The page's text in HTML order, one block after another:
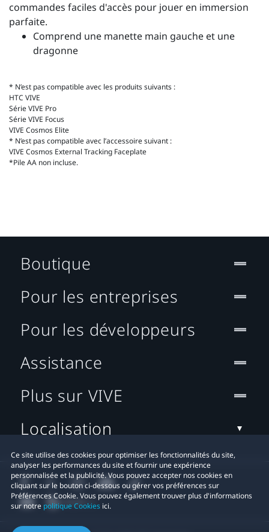
commandes faciles d'accès pour jouer en immersion
parfaite.
Comprend une manette main gauche et une
dragonne
* N’est pas compatible avec les produits suivants :
HTC VIVE
Série VIVE Pro
Série VIVE Focus
VIVE Cosmos Elite
* N’est pas compatible avec l’accessoire suivant :
VIVE Cosmos External Tracking Faceplate
*Pile AA non incluse.
Ce site utilise des cookies pour optimiser les fonctionnalités du site,
analyser les performances du site et fournir une expérience
personnalisée et la publicité. Vous pouvez accepter nos cookies en
cliquant sur le bouton ci-dessous ou gérer vos préférences sur
Préférences Cookie. Vous pouvez également trouver plus d'informations
sur notre politique Cookies ici.
Boutique
Pour les entreprises
Pour les développeurs
Assistance
Plus sur VIVE
Localisation